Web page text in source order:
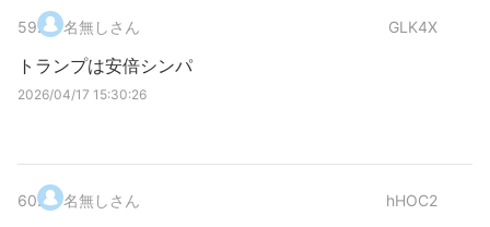
59. 名無しさん GLK4X
トランプは安倍シンパ
2026/04/17 15:30:26
60. 名無しさん hHOC2